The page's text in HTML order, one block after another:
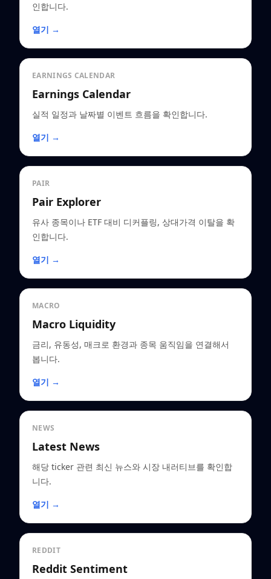
인합니다.
열기 →
EARNINGS CALENDAR
Earnings Calendar
실적 일정과 날짜별 이벤트 흐름을 확인합니다.
열기 →
PAIR
Pair Explorer
유사 종목이나 ETF 대비 디커플링, 상대가격 이탈을 확
인합니다.
열기 →
MACRO
Macro Liquidity
금리, 유동성, 매크로 환경과 종목 움직임을 연결해서
봅니다.
열기 →
NEWS
Latest News
해당 ticker 관련 최신 뉴스와 시장 내러티브를 확인합
니다.
열기 →
REDDIT
Reddit Sentiment